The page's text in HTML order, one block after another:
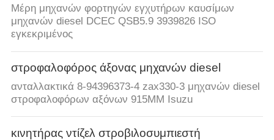
Μέρη μηχανών φορτηγών εγχυτήρων καυσίμων
μηχανών diesel DCEC QSB5.9 3939826 ISO
εγκεκριμένος
στροφαλοφόρος άξονας μηχανών diesel
ανταλλακτικά 8-94396373-4 zax330-3 μηχανών diesel
στροφαλοφόρων αξόνων 915MM Isuzu
κινητήρας ντίζελ στροβιλοσυμπιεστή